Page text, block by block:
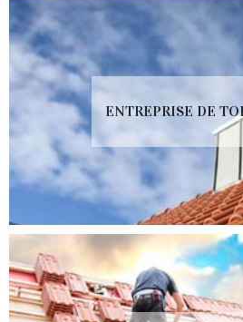
ENTREPRISE DE